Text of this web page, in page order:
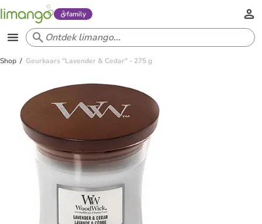
family
Shop Geurkaars "Lavender & Cedar" - 275 g